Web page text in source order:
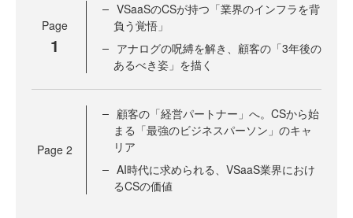
Page
1
VSaaSのCSが持つ「業界のインフラを背
負う覚悟」
アナログの呪縛を解き、顧客の「3年後の
あるべき姿」を描く
Page 2
顧客の「経営パートナー」へ。CSから始
まる「最強のビジネスパーソン」のキャ
リア
AI時代に求められる、VSaaS業界におけ
るCSの価値